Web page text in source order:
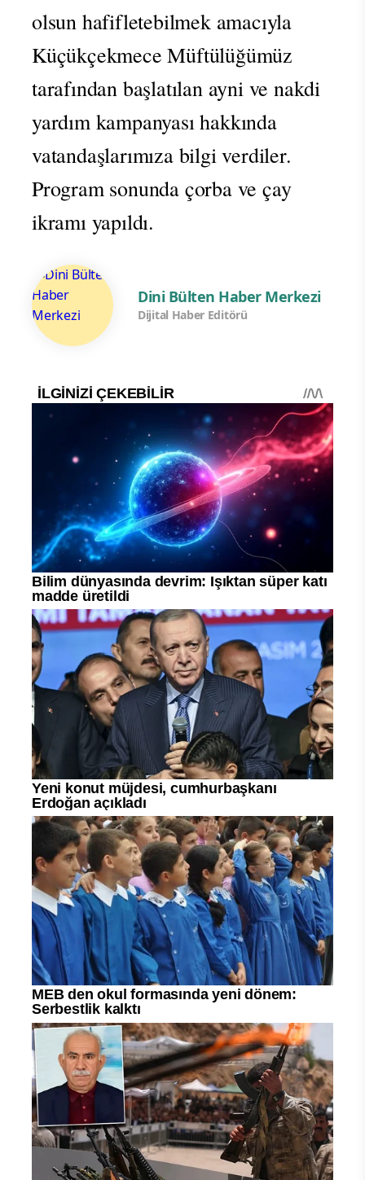
olsun hafifletebilmek amacıyla
Küçükçekmece Müftülüğümüz
tarafından başlatılan ayni ve nakdi
yardım kampanyası hakkında
vatandaşlarımıza bilgi verdiler.
Program sonunda çorba ve çay
ikramı yapıldı.
Dini Bülten Haber Merkezi
Dijital Haber Editörü